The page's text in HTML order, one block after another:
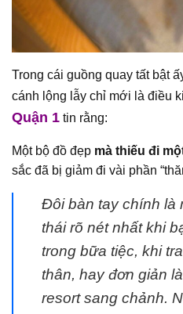
Trong cái guồng quay tất bật
cánh lộng lẫy chỉ mới là điều
Quận 1 tin rằng:
Một bộ đồ đẹp mà thiếu đi
sắc đã bị giảm đi vài phần
Đôi bàn tay chính là
thái rõ nét nhất khi
trong bữa tiệc, khi
thân, hay đơn giản
resort sang chảnh.